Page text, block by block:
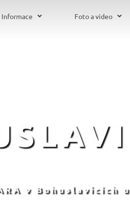
Informace Foto a video
v Bohuslavicích